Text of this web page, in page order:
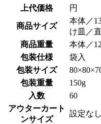
上代価格
円
商品サイズ
本体／
け皿／
商品重量
本体／
包装仕様
袋入
包装サイズ
包装重量
150g
入数
60
アウターカート
ンサイズ
設定なし